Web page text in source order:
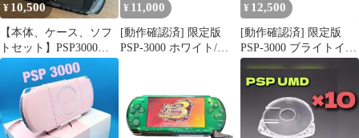
¥ 10,500
【本体、ケース、ソフ
トセット】PSP3000ピ
アノブラック
¥ 11,000
[動作確認済] 限定版
PSP-3000 ホワイト/ブ
¥ 12,500
[動作確認済] 限定版
PSP-3000 ブライトイエ
ロー i11900